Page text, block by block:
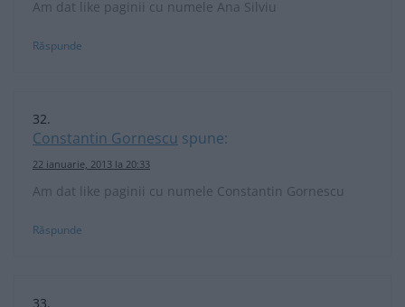
Am dat like paginii cu numele Ana Silviu
Răspunde
Constantin Gornescu spune:
22 ianuarie, 2013 la 20:33
Am dat like paginii cu numele Constantin Gornescu
Răspunde